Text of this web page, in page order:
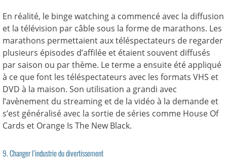
En réalité, le binge watching a commencé avec la diffusion
et la télévision par câble sous la forme de marathons. Les
marathons permettaient aux téléspectateurs de regarder
plusieurs épisodes d’affilée et étaient souvent diffusés
par saison ou par thème. Le terme a ensuite été appliqué
à ce que font les téléspectateurs avec les formats VHS et
DVD à la maison. Son utilisation a grandi avec
l’avènement du streaming et de la vidéo à la demande et
s’est généralisé avec la sortie de séries comme House Of
Cards et Orange Is The New Black.
9. Changer l’industrie du divertissement